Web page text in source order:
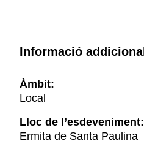
Informació addicional
Àmbit:
Local
Lloc de l’esdeveniment:
Ermita de Santa Paulina